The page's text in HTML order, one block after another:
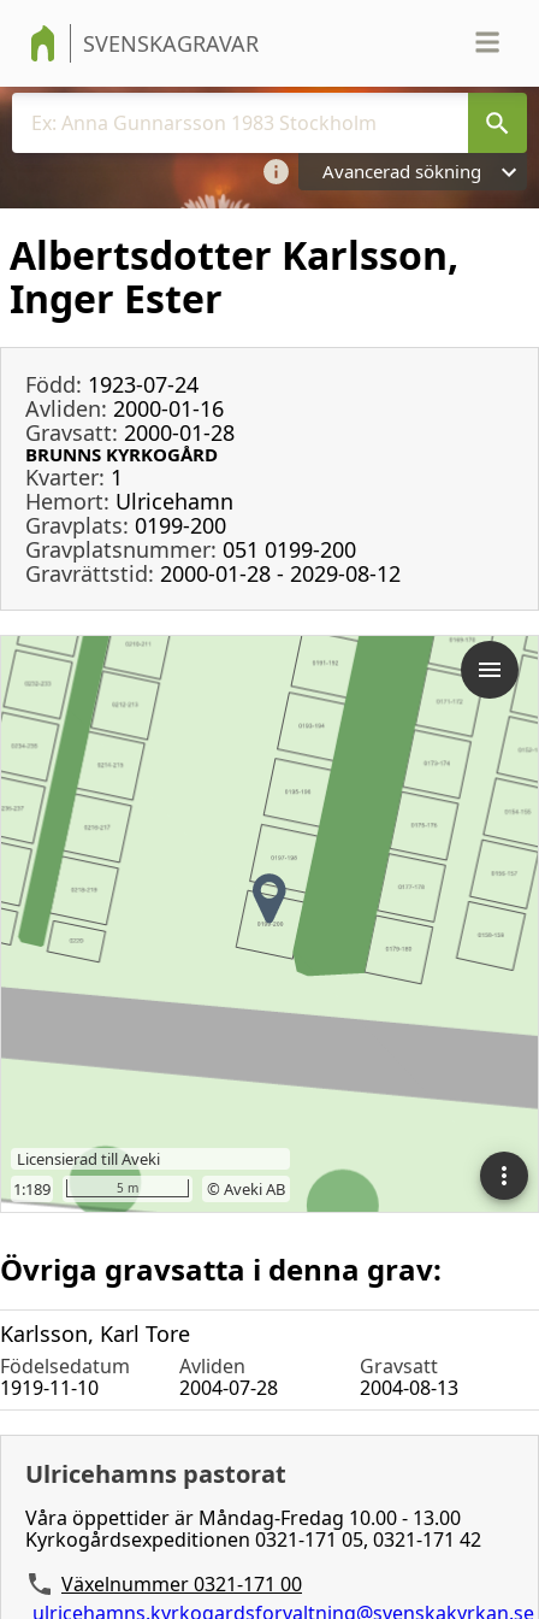
SVENSKAGRAVAR
Avancerad sökning
Albertsdotter Karlsson,
Inger Ester
Född: 1923-07-24
Avliden: 2000-01-16
Gravsatt: 2000-01-28
BRUNNS KYRKOGÅRD
Kvarter: 1
Hemort: Ulricehamn
Gravplats: 0199-200
Gravplatsnummer: 051 0199-200
Gravrättstid: 2000-01-28 - 2029-08-12
Övriga gravsatta i denna grav:
Karlsson, Karl Tore
Födelsedatum Avliden
Gravsatt
1919-11-10
2004-07-28 2004-08-13
Ulricehamns pastorat
Våra öppettider är Måndag-Fredag 10.00 - 13.00
Kyrkogårdsexpeditionen 0321-171 05, 0321-171 42
Växelnummer 0321-171 00
ulricehamns.kyrkogardsforvaltning@svenskakyrkan.se